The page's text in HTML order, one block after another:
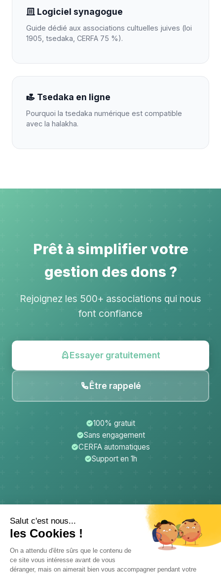
Logiciel synagogue
Guide dédié aux associations cultuelles juives (loi
1905, tsedaka, CERFA 75 %).
Tsedaka en ligne
Pourquoi la tsedaka numérique est compatible
avec la halakha.
Prêt à simplifier votre
gestion des dons ?
Rejoignez les 500+ associations qui nous
font confiance
Essayer gratuitement
Être rappelé
100% gratuit
Sans engagement
CERFA automatiques
Support en 1h
CerfApp
DonateursMentions légalesConfidentialité